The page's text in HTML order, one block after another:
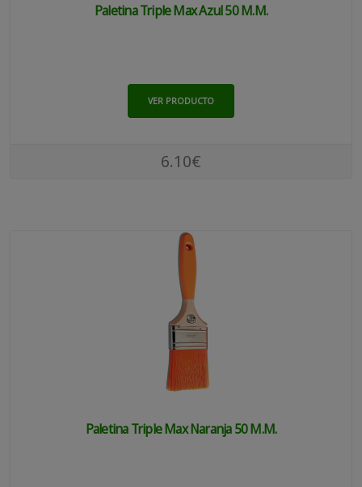
Paletina Triple Max Azul 50 M.m.
VER PRODUCTO
6.10€
Paletina Triple Max Naranja 50 M.m.